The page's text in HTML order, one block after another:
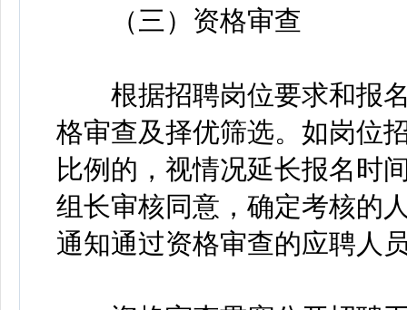
（三）资格审查
根据招聘岗位要求和报名
格审查及择优筛选。如岗位
比例的，视情况延长报名时
组长审核同意，确定考核的
通知通过资格审查的应聘人